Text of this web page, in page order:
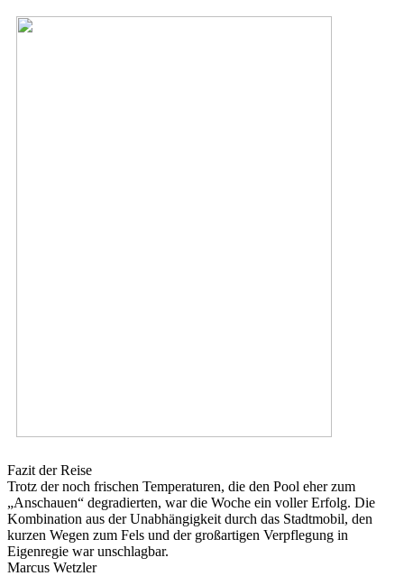
Fazit der Reise
Trotz der noch frischen Temperaturen, die den Pool eher zum
„Anschauen“ degradierten, war die Woche ein voller Erfolg. Die
Kombination aus der Unabhängigkeit durch das Stadtmobil, den
kurzen Wegen zum Fels und der großartigen Verpflegung in
Eigenregie war unschlagbar.
Marcus Wetzler